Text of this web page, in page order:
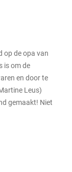
op de opa van
is om de
en door te
Leus)
gemaakt! Niet